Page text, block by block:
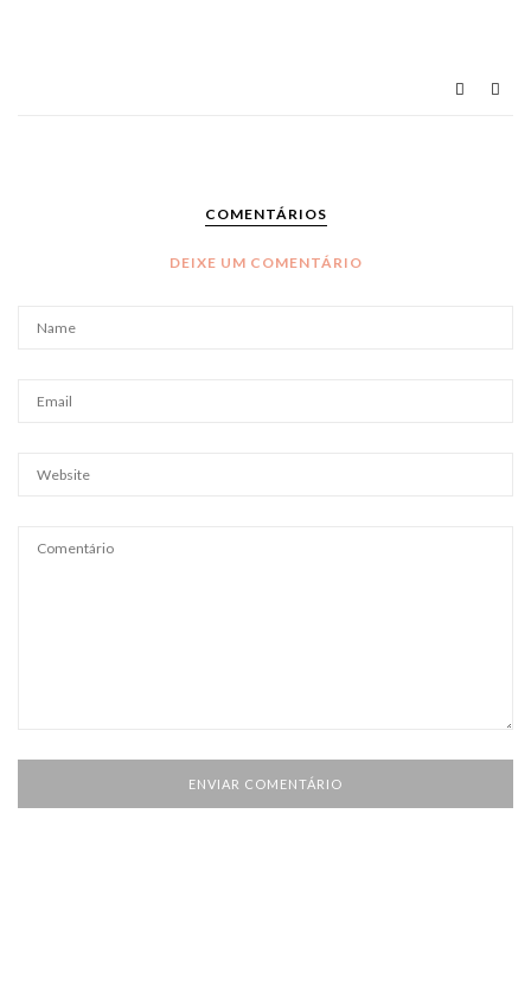
COMENTÁRIOS
DEIXE UM COMENTÁRIO